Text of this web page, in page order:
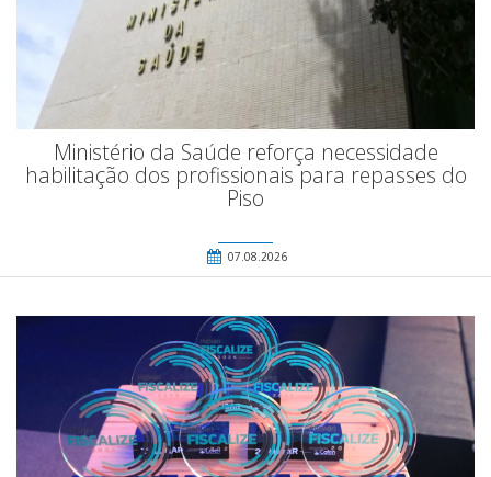
Ministério da Saúde reforça necessidade
habilitação dos profissionais para repasses do
Piso
07.08.2026